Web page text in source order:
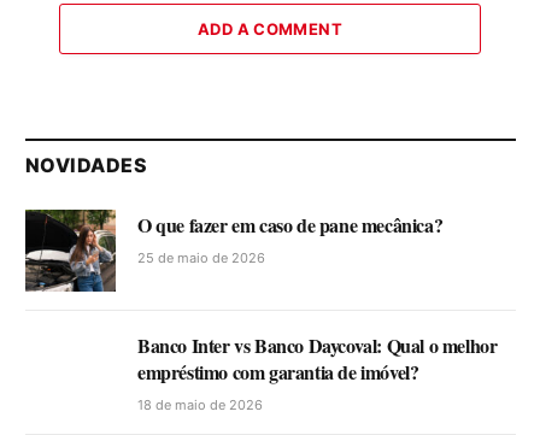
ADD A COMMENT
NOVIDADES
O que fazer em caso de pane mecânica?
25 de maio de 2026
Banco Inter vs Banco Daycoval: Qual o melhor
empréstimo com garantia de imóvel?
18 de maio de 2026